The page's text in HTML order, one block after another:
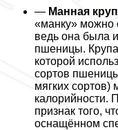
— Манная
«манку» можно
ведь она была
пшеницы.
которой
сортов
мягких сортов)
калорийности.
признак того,
оснащённом